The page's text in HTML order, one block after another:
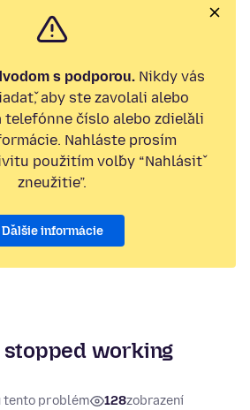
s podporou. Nikdy vás
aby ste zavolali alebo
telefónne číslo alebo zdieľali
Nahláste prosím
použitím voľby “Nahlásiť
zneužitie”.
Ďalšie informácie
working
tento problém 128zobrazení